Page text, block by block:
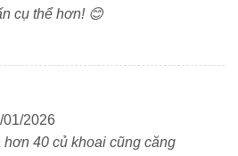
cụ thể hơn! 😊
01/2026
40 củ khoai cũng căng